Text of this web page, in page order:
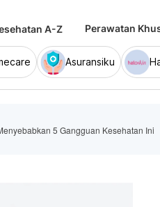
A-Z Perawatan
Asuransiku
5 Gangguan Kesehatan Ini